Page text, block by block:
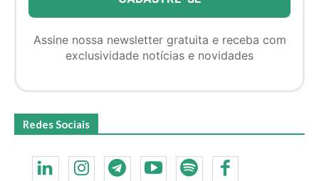
Assine nossa newsletter gratuita e receba com
exclusividade notícias e novidades
Redes Sociais